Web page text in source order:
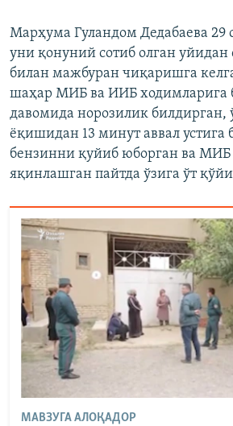
Марҳума Гуландом Дедабаева 29
уни қонуний сотиб олган уйидан
билан мажбуран чиқаришга
шаҳар МИБ ва ИИБ ходимларига
давомида норозилик билдирган,
ёқишидан 13 минут аввал устига
бензинни қуйиб юборган ва МИБ
яқинлашган пайтда ўзига ўт
МАВЗУГА АЛОҚАДОР